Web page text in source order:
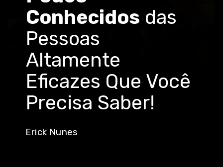
Erick Nunes
Conhecidos das
Pessoas
Altamente
Eficazes Que Você
Precisa Saber!